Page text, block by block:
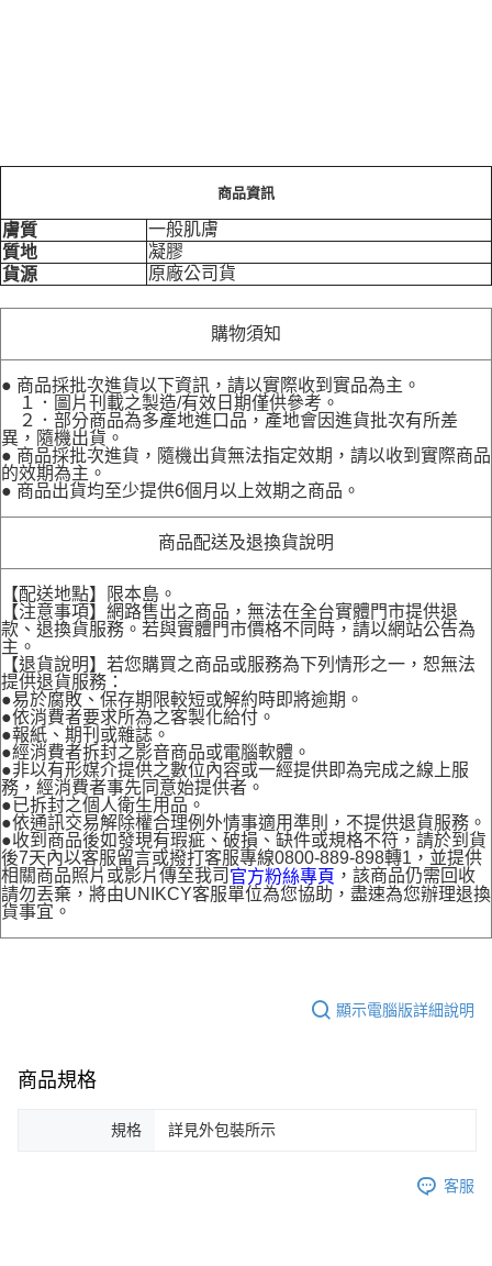
商品資訊
膚質
一般肌膚
質地
凝膠
貨源
原廠公司貨
購物須知
● 商品採批次進貨以下資訊，請以實際收到實品為主。
１．圖片刊載之製造/有效日期僅供參考。
２．部分商品為多產地進口品，產地會因進貨批次有所差
異，隨機出貨。
● 商品採批次進貨，隨機出貨無法指定效期，請以收到實際商品
的效期為主。
● 商品出貨均至少提供6個月以上效期之商品。
商品配送及退換貨說明
【配送地點】限本島。
【注意事項】網路售出之商品，無法在全台實體門市提供退
款、退換貨服務。若與實體門市價格不同時，請以網站公告為
主。
【退貨說明】若您購買之商品或服務為下列情形之一，恕無法
提供退貨服務：
●易於腐敗、保存期限較短或解約時即將逾期。
●依消費者要求所為之客製化給付。
●報紙、期刊或雜誌。
●經消費者拆封之影音商品或電腦軟體。
●非以有形媒介提供之數位內容或一經提供即為完成之線上服
務，經消費者事先同意始提供者。
●已拆封之個人衛生用品。
●依通訊交易解除權合理例外情事適用準則，不提供退貨服務。
●收到商品後如發現有瑕疵、破損、缺件或規格不符，請於到貨
後7天內以客服留言或撥打客服專線0800-889-898轉1，並提供
相關商品照片或影片傳至我司 官方粉絲專頁 ，該商品仍需回收
請勿丟棄，將由UNIKCY客服單位為您協助，盡速為您辦理退換
貨事宜。
顯示電腦版詳細說明
商品規格
規格 詳見外包裝所示
客服